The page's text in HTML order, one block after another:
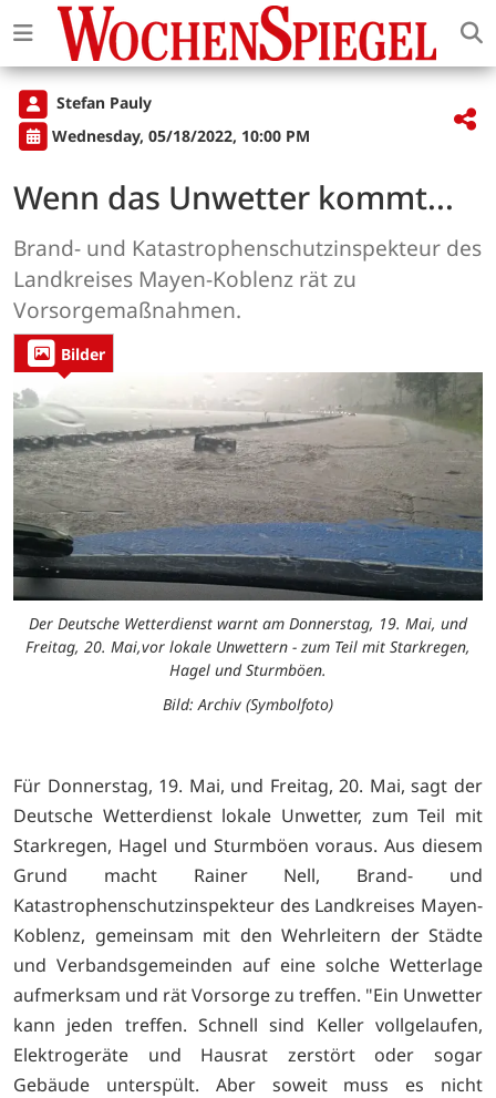
Stefan Pauly
Wednesday, 05/18/2022, 10:00 PM
Wenn das Unwetter kommt...
Brand- und Katastrophenschutzinspekteur des
Landkreises Mayen-Koblenz rät zu
Vorsorgemaßnahmen.
Bilder
Der Deutsche Wetterdienst warnt am Donnerstag, 19. Mai, und
Freitag, 20. Mai,vor lokale Unwettern - zum Teil mit Starkregen,
Hagel und Sturmböen.
Bild: Archiv (Symbolfoto)
Für Donnerstag, 19. Mai, und Freitag, 20. Mai, sagt der
Deutsche Wetterdienst lokale Unwetter, zum Teil mit
Starkregen, Hagel und Sturmböen voraus. Aus diesem
Grund macht Rainer Nell, Brand- und
Katastrophenschutzinspekteur des Landkreises Mayen-
Koblenz, gemeinsam mit den Wehrleitern der Städte
und Verbandsgemeinden auf eine solche Wetterlage
aufmerksam und rät Vorsorge zu treffen. "Ein Unwetter
kann jeden treffen. Schnell sind Keller vollgelaufen,
Elektrogeräte und Hausrat zerstört oder sogar
Gebäude unterspült. Aber soweit muss es nicht